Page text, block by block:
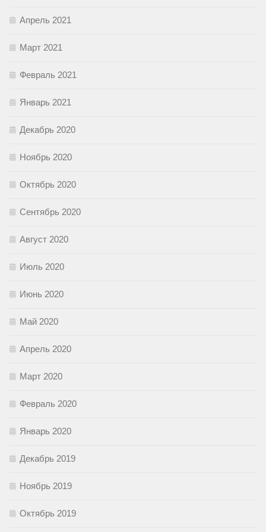
Апрель 2021
Март 2021
Февраль 2021
Январь 2021
Декабрь 2020
Ноябрь 2020
Октябрь 2020
Сентябрь 2020
Август 2020
Июль 2020
Июнь 2020
Май 2020
Апрель 2020
Март 2020
Февраль 2020
Январь 2020
Декабрь 2019
Ноябрь 2019
Октябрь 2019